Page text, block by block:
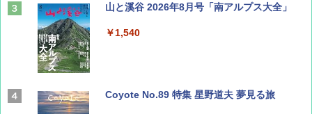
山と溪谷 2026年8月号「南アルプス大全」
￥1,540
Coyote No.89 特集 星野道夫 夢見る旅